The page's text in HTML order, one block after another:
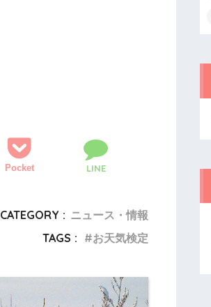
Pocket LINE
CATEGORY : ニュース・情報
TAGS :
お天気検定